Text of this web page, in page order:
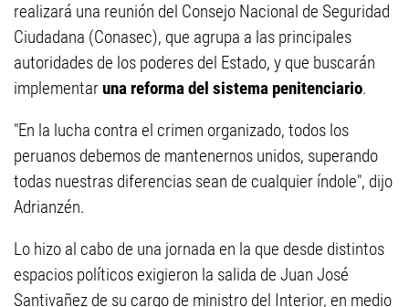
realizará una reunión del Consejo Nacional de Seguridad
Ciudadana (Conasec), que agrupa a las principales
autoridades de los poderes del Estado, y que buscarán
implementaruna reforma del sistema penitenciario.
"En la lucha contra el crimen organizado, todos los
peruanos debemos de mantenernos unidos, superando
todas nuestras diferencias sean de cualquier índole", dijo
Adrianzén.
Lo hizo al cabo de una jornada en la que desde distintos
espacios políticos exigieron la salida de Juan José
Santivañez de su cargo de ministro del Interior, en medio